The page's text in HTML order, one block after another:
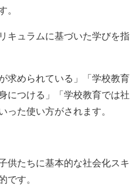
キュラムに基づいた学びを指
求められている」「学校教育
につける」「学校教育では社
た使い方がされます。
供たちに基本的な社会化スキ
です。